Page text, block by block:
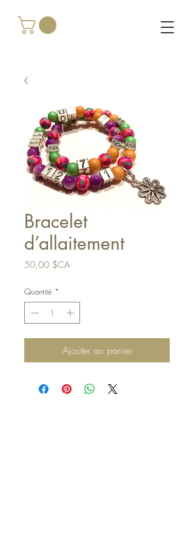
Bracelet
d’allaitement
50,00 $CAPrix
Quantité *
Ajouter au panier